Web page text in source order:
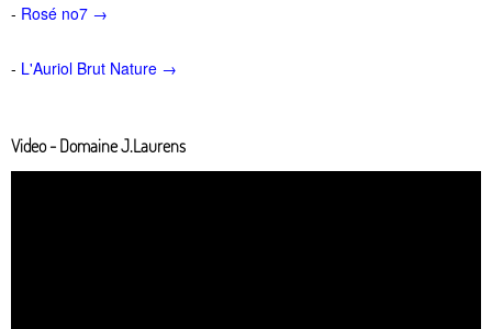
- Rosé no7 →
- L'Auriol Brut Nature →
Video - Domaine J.Laurens